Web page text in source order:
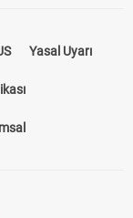
Yasal Uyarı